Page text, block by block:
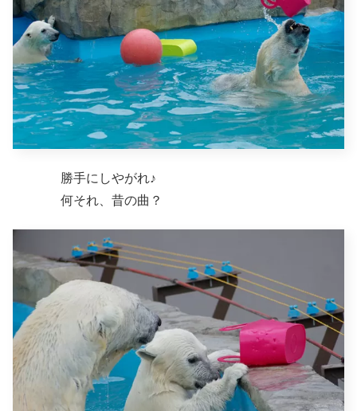
勝手にしやがれ♪
何それ、昔の曲？